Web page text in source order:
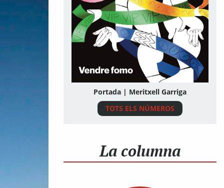
Portada | Meritxell Garriga
TOTS ELS NÚMEROS
La columna